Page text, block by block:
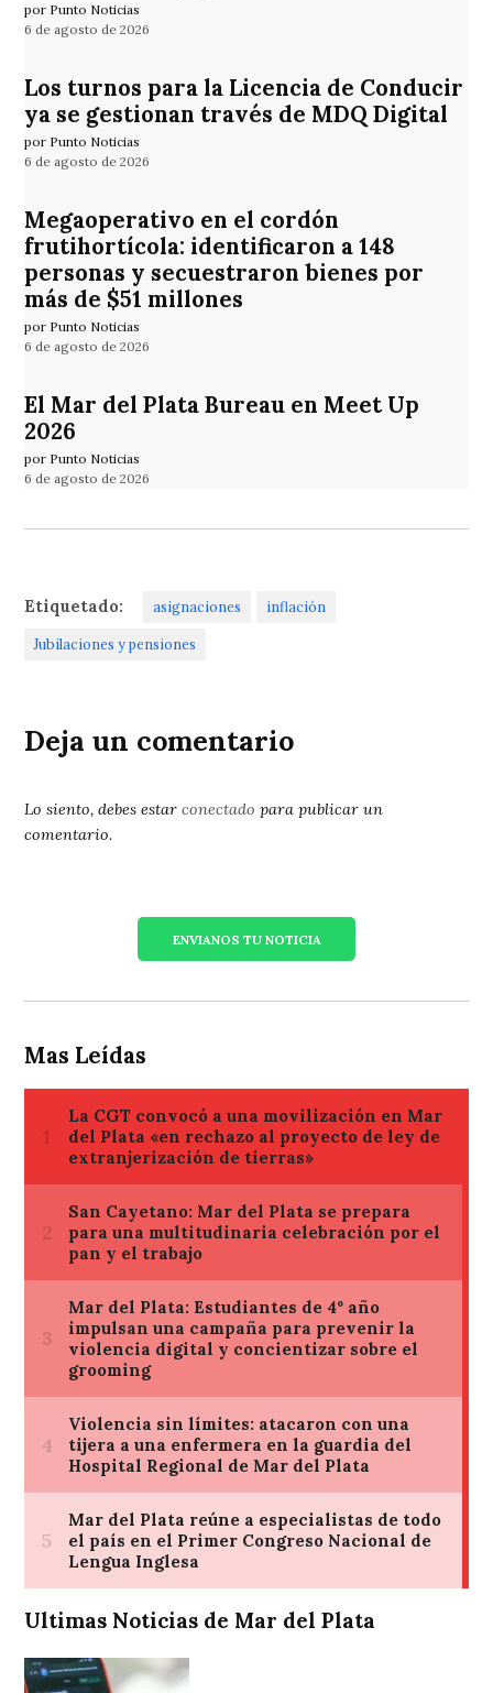
por Punto Noticias
6 de agosto de 2026
Los turnos para la Licencia de Conducir
ya se gestionan través de MDQ Digital
por Punto Noticias
6 de agosto de 2026
Megaoperativo en el cordón
frutihortícola: identificaron a 148
personas y secuestraron bienes por
más de $51 millones
por Punto Noticias
6 de agosto de 2026
El Mar del Plata Bureau en Meet Up
2026
por Punto Noticias
6 de agosto de 2026
Etiquetado: asignaciones inflación
Jubilaciones y pensiones
Deja un comentario
Lo siento, debes estarconectado para publicar un
comentario.
ENVIANOS TU NOTICIA
Mas Leídas
Ultimas Noticias de Mar del Plata